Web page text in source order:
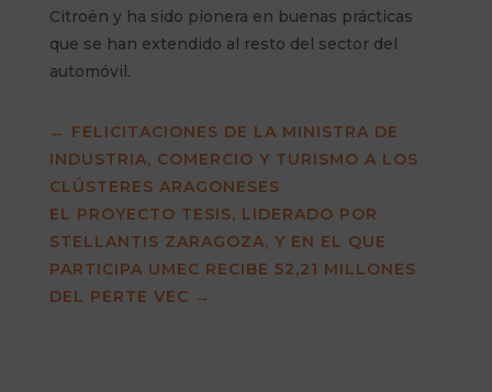
Citroën y ha sido pionera en buenas prácticas
que se han extendido al resto del sector del
automóvil.
← FELICITACIONES DE LA MINISTRA DE
INDUSTRIA, COMERCIO Y TURISMO A LOS
CLÚSTERES ARAGONESES
EL PROYECTO TESIS, LIDERADO POR
STELLANTIS ZARAGOZA, Y EN EL QUE
PARTICIPA UMEC RECIBE 52,21 MILLONES
DEL PERTE VEC →